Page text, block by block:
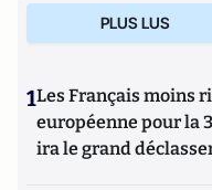
PLUS LUS
1Les Français moins
européenne pour la
ira le grand